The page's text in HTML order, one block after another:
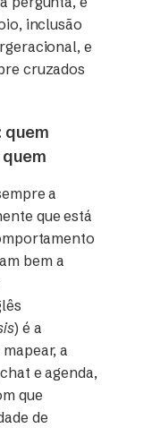
inclusão
e
cruzados
quem
a
que está
bem a
) é a
a
e agenda,
que
de